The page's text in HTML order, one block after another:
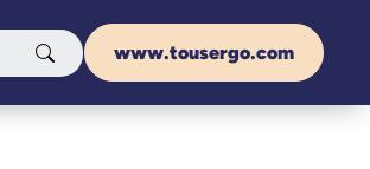
www.tousergo.com